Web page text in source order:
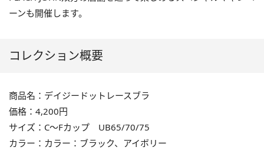
ーンも開催します。
コレクション概要
商品名：デイジードットレースブラ
価格：4,200円
サイズ：C～Fカップ UB65/70/75
カラー：カラー：ブラック、アイボリー